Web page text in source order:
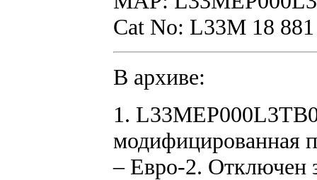
Cat No: L33M 18
В архиве:
1.
модифицированная
– Евро-2. Отключен